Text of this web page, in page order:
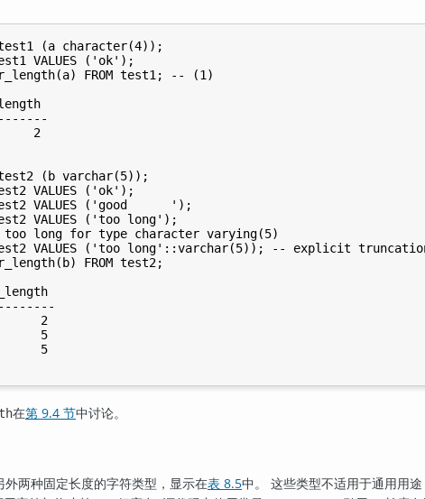
test1 (a character(4));
VALUES ('ok');
FROM test1; --
test2 (b varchar(5));
VALUES ('ok');
test2 VALUES ('good      ');
too long for type character varying(5)
test2 VALUES ('too long'::varchar(5)); -- explicit
2
5
在第 9.4 节中讨论。
外两种固定长度的字符类型，显示在表 8.5中。 这些类型不适用于通用用